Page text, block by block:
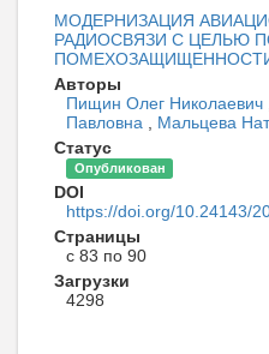
МОДЕРНИЗАЦИЯ
РАДИОСВЯЗИ С ЦЕЛЬЮ
Авторы
Пищин Олег Николаевич
Павловна
Мальцева
Статус
Опубликован
DOI
https://doi.org/10.24143/
Страницы
с 83 по 90
Загрузки
4298